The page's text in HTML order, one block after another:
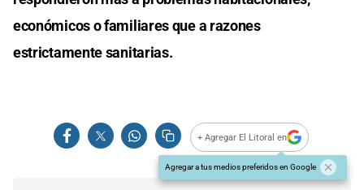
económicos o familiares que a razones
estrictamente sanitarias.
+ Agregar El Litoral en
Agregar a tus medios preferidos en Google